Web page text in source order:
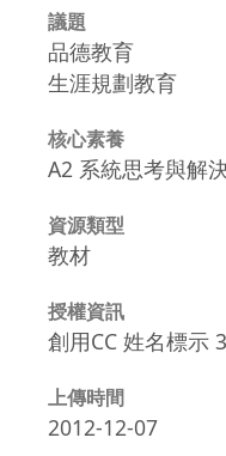
議題
品德教育
生涯規劃教育
核心素養
A2 系統思考與解
資源類型
教材
授權資訊
創用CC 姓名標示
上傳時間
2012-12-07